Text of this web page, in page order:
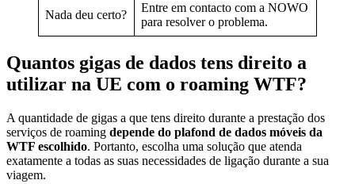
Nada deu certo?
Entre em contacto com a NOWO
para resolver o problema.
Quantos gigas de dados tens direito a
utilizar na UE com o roaming WTF?
A quantidade de gigas a que tens direito durante a prestação dos
serviços de roaming depende do plafond de dados móveis da
WTF escolhido. Portanto, escolha uma solução que atenda
exatamente a todas as suas necessidades de ligação durante a sua
viagem.